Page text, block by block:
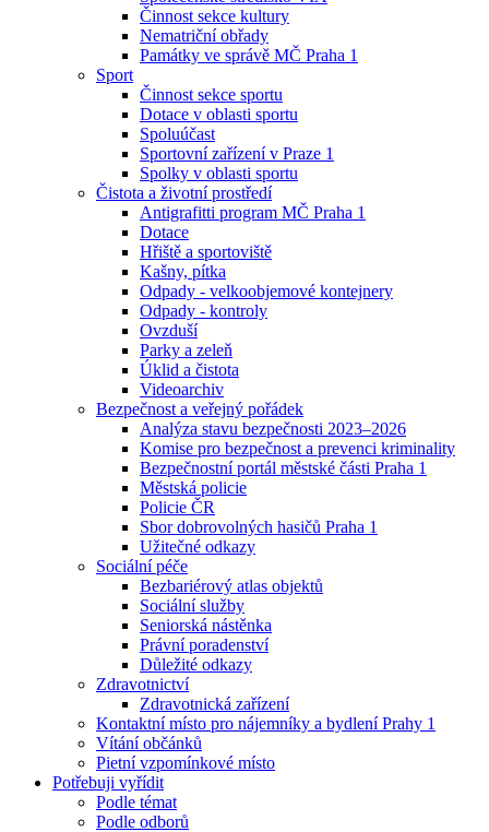
Činnost sekce kultury
Nematriční obřady
Památky ve správě MČ Praha 1
Sport
Činnost sekce sportu
Dotace v oblasti sportu
Spoluúčast
Sportovní zařízení v Praze 1
Spolky v oblasti sportu
Čistota a životní prostředí
Antigrafitti program MČ Praha 1
Dotace
Hřiště a sportoviště
Kašny, pítka
Odpady - velkoobjemové kontejnery
Odpady - kontroly
Ovzduší
Parky a zeleň
Úklid a čistota
Videoarchiv
Bezpečnost a veřejný pořádek
Analýza stavu bezpečnosti 2023–2026
Komise pro bezpečnost a prevenci kriminality
Bezpečnostní portál městské části Praha 1
Městská policie
Policie ČR
Sbor dobrovolných hasičů Praha 1
Užitečné odkazy
Sociální péče
Bezbariérový atlas objektů
Sociální služby
Seniorská nástěnka
Právní poradenství
Důležité odkazy
Zdravotnictví
Zdravotnická zařízení
Kontaktní místo pro nájemníky a bydlení Prahy 1
Vítání občánků
Pietní vzpomínkové místo
Potřebuji vyřídit
Podle témat
Podle odborů